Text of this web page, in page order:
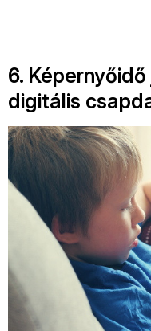
6.
digitális